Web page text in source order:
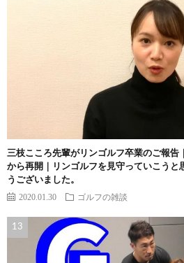
三枝こころ先輩がリンゴルフ卒業のご報告
から再開｜リンゴルフを見守っていこうと
うございました。
2020.01.30 ゴルフの雑談